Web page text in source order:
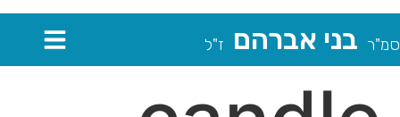
סמ"ר בני אברהם ז"ל